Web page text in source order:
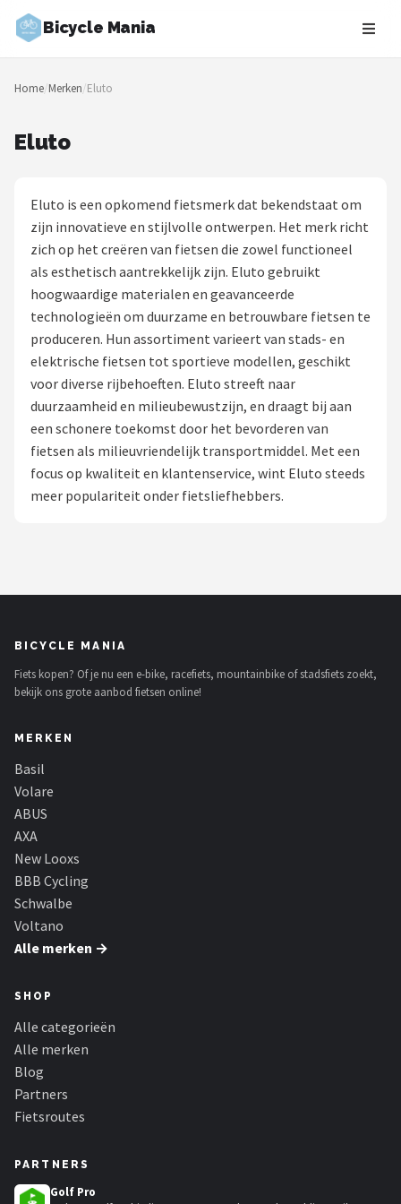
Bicycle Mania
Zoeken
NAVIGATIE
Blog
Fietsroutes
Kinderfietsen
Stadsfietsen
Elektrische fietsen
Mountainbikes
Shop
AXA
BBB Cycling
Schwalbe
Voltano
Shimano
Cortina
Home/Merken/Eluto
Eluto
Eluto is een opkomend fietsmerk dat bekendstaat om
zijn innovatieve en stijlvolle ontwerpen. Het merk richt
zich op het creëren van fietsen die zowel functioneel
als esthetisch aantrekkelijk zijn. Eluto gebruikt
hoogwaardige materialen en geavanceerde
technologieën om duurzame en betrouwbare fietsen te
produceren. Hun assortiment varieert van stads- en
elektrische fietsen tot sportieve modellen, geschikt
voor diverse rijbehoeften. Eluto streeft naar
duurzaamheid en milieubewustzijn, en draagt bij aan
een schonere toekomst door het bevorderen van
fietsen als milieuvriendelijk transportmiddel. Met een
focus op kwaliteit en klantenservice, wint Eluto steeds
meer populariteit onder fietsliefhebbers.
BICYCLE MANIA
Fiets kopen? Of je nu een e-bike, racefiets, mountainbike of stadsfiets zoekt,
bekijk ons grote aanbod fietsen online!
MERKEN
Basil
Volare
ABUS
AXA
New Looxs
BBB Cycling
Schwalbe
Voltano
Alle merken →
SHOP
Alle categorieën
Alle merken
Blog
Partners
Fietsroutes
PARTNERS
Golf Pro